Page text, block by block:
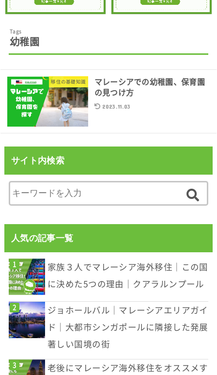
幼稚園
移住の基礎知識
マレーシアでの幼稚園、保育園
の見つけ方
2023.11.03
サイト内検索
人気の記事一覧
家族３人でマレーシア海外移住｜この国
に決めた5つの理由｜クアラルンプール
ジョホールバル｜マレーシアエリアガイ
ド｜大都市シンガポールに隣接した発展
著しい国境の街
老後にマレーシア海外移住をオススメす